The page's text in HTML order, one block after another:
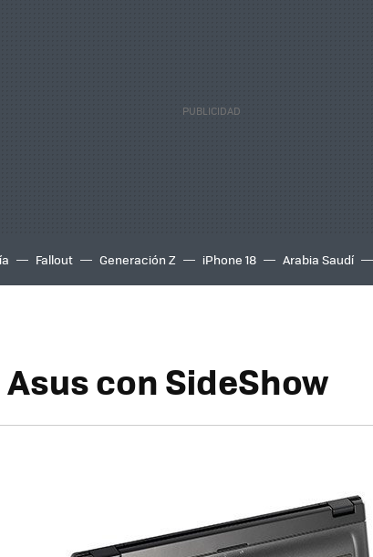
Fallout Generación Z iPhone 18 Arabia Saudí
con SideShow